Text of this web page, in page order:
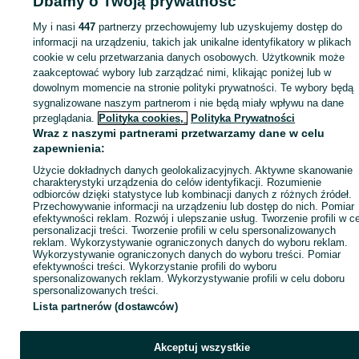
KATEGORIA
ID:1063469604 Wyświetlenia:
Zadzwoń / SMS Wyślij wiadomość
My i nasi447 partnerzy przechowujemy lub uzyskujemy dostęp do
informacji na urządzeniu, takich jak unikalne identyfikatory w plikach
cookie w celu przetwarzania danych osobowych. Użytkownik może
zaakceptować wybory lub zarządzać nimi, klikając poniżej lub w
dowolnym momencie na stronie polityki prywatności. Te wybory będą
sygnalizowane naszym partnerom i nie będą miały wpływu na dane
przeglądania. Polityka cookies, Polityka Prywatności
Wraz z naszymi partnerami przetwarzamy dane w celu
zapewnienia:
Użycie dokładnych danych geolokalizacyjnych. Aktywne skanowanie
charakterystyki urządzenia do celów identyfikacji. Rozumienie
odbiorców dzięki statystyce lub kombinacji danych z różnych źródeł.
Przechowywanie informacji na urządzeniu lub dostęp do nich. Pomiar
efektywności reklam. Rozwój i ulepszanie usług. Tworzenie profili w
personalizacji treści. Tworzenie profili w celu spersonalizowanych
reklam. Wykorzystywanie ograniczonych danych do wyboru reklam.
Wykorzystywanie ograniczonych danych do wyboru treści. Pomiar
efektywności treści. Wykorzystanie profili do wyboru
spersonalizowanych reklam. Wykorzystywanie profili w celu doboru
spersonalizowanych treści.
Lista partnerów (dostawców)
Akceptuj wszystkie